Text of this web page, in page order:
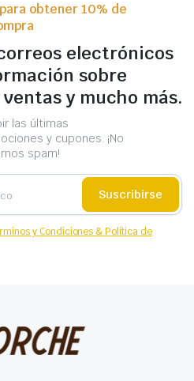
obtener 10% de
electrónicos
sobre
y mucho más.
las últimas
y cupones. ¡No
spam!
Suscribirse
y Condiciones & Política de